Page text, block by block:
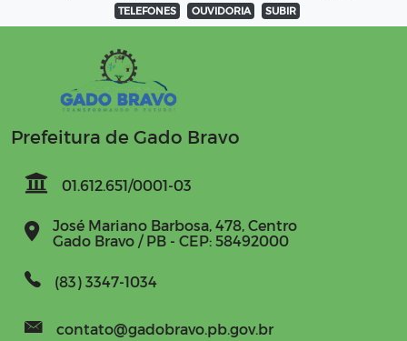
TELEFONES OUVIDORIA SUBIR
Prefeitura de Gado Bravo
01.612.651/0001-03
José Mariano Barbosa, 478, Centro
Gado Bravo / PB - CEP: 58492000
(83) 3347-1034
contato@gadobravo.pb.gov.br